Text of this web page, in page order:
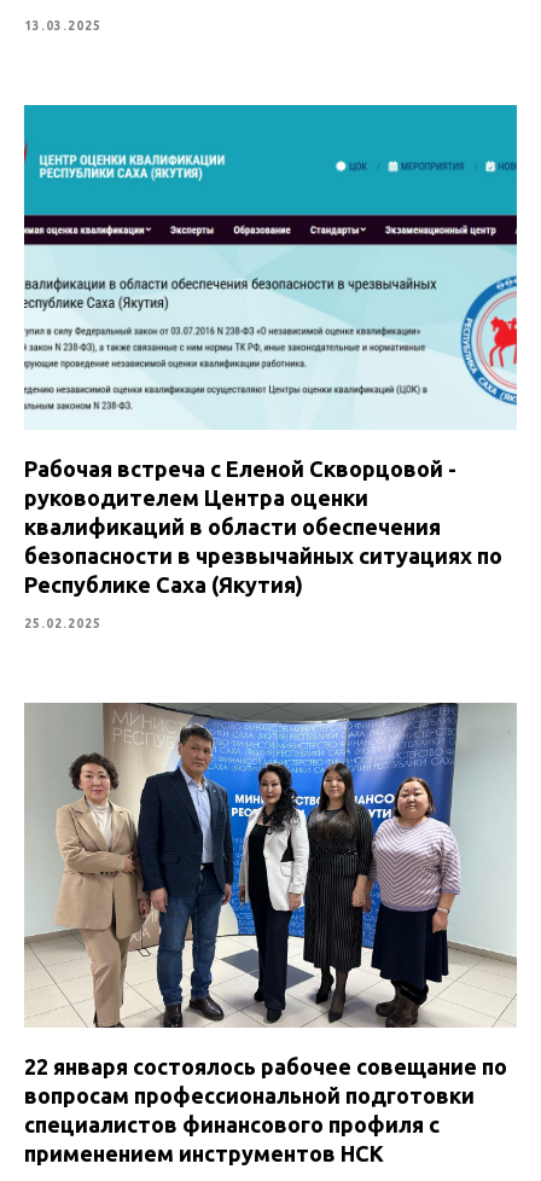
13.03.2025
Рабочая встреча с Еленой Скворцовой -
руководителем Центра оценки
квалификаций в области обеспечения
безопасности в чрезвычайных ситуациях по
Республике Саха (Якутия)
25.02.2025
22 января состоялось рабочее совещание по
вопросам профессиональной подготовки
специалистов финансового профиля с
применением инструментов НСК